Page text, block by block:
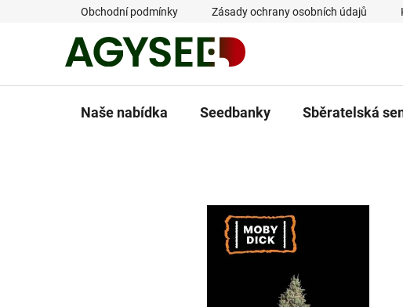
Obchodní podmínky Zásady ochrany osobních údajů
Naše nabídka Seedbanky Sběratelská